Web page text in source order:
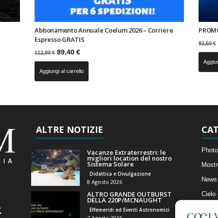
Abbonamento Annuale Coelum 2026 – Corriere
Espresso GRATIS
112,80€ Il
prezzo
originale
era:
89,40€Il
prezzo
attuale
è:
Aggiungi al carrello
92,50€
ALTRE NOTIZIE
Vacanze Extraterrestri: le
migliori location del nostro
Sistema Solare
Didattica e Divulgazione
8 Agosto 2026
ALTRO GRANDE OUTBURST
DELLA 220P/MCNAUGHT
Effemeridi ed Eventi Astronomici
Cielo